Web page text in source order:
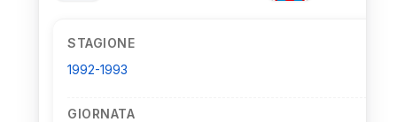
STAGIONE
1992-1993
GIORNATA